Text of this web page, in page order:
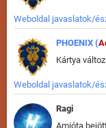
Weboldal javaslatok/
PHOENIX (
Weboldal javaslatok/
Ragi